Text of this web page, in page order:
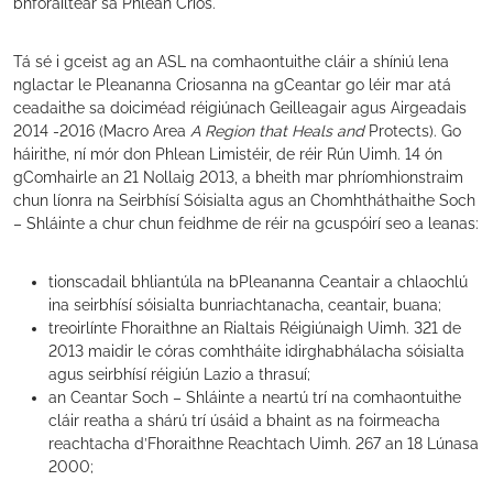
Tá sé i gceist ag an ASL na comhaontuithe cláir a shíniú lena
nglactar le Pleananna Criosanna na gCeantar go léir mar atá
ceadaithe sa doiciméad réigiúnach Geilleagair agus Airgeadais
2014 -2016 (Macro Area A Region that Heals andProtects). Go
háirithe, ní mór don Phlean Limistéir, de réir Rún Uimh. 14 ón
gComhairle an 21 Nollaig 2013, a bheith mar phríomhionstraim
chun líonra na Seirbhísí Sóisialta agus an Chomhtháthaithe Soch
– Shláinte a chur chun feidhme de réir na gcuspóirí seo a leanas:
tionscadail bhliantúla na bPleananna Ceantair a chlaochlú
ina seirbhísí sóisialta bunriachtanacha, ceantair, buana;
treoirlínte Fhoraithne an Rialtais Réigiúnaigh Uimh. 321 de
2013 maidir le córas comhtháite idirghabhálacha sóisialta
agus seirbhísí réigiún Lazio a thrasuí;
an Ceantar Soch – Shláinte a neartú trí na comhaontuithe
cláir reatha a shárú trí úsáid a bhaint as na foirmeacha
reachtacha d’Fhoraithne Reachtach Uimh. 267 an 18 Lúnasa
2000;